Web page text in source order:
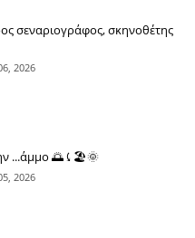
σεναριογράφος, σκηνοθέτης
2026
...άμμο 🌅⤹🏖🌞
2026